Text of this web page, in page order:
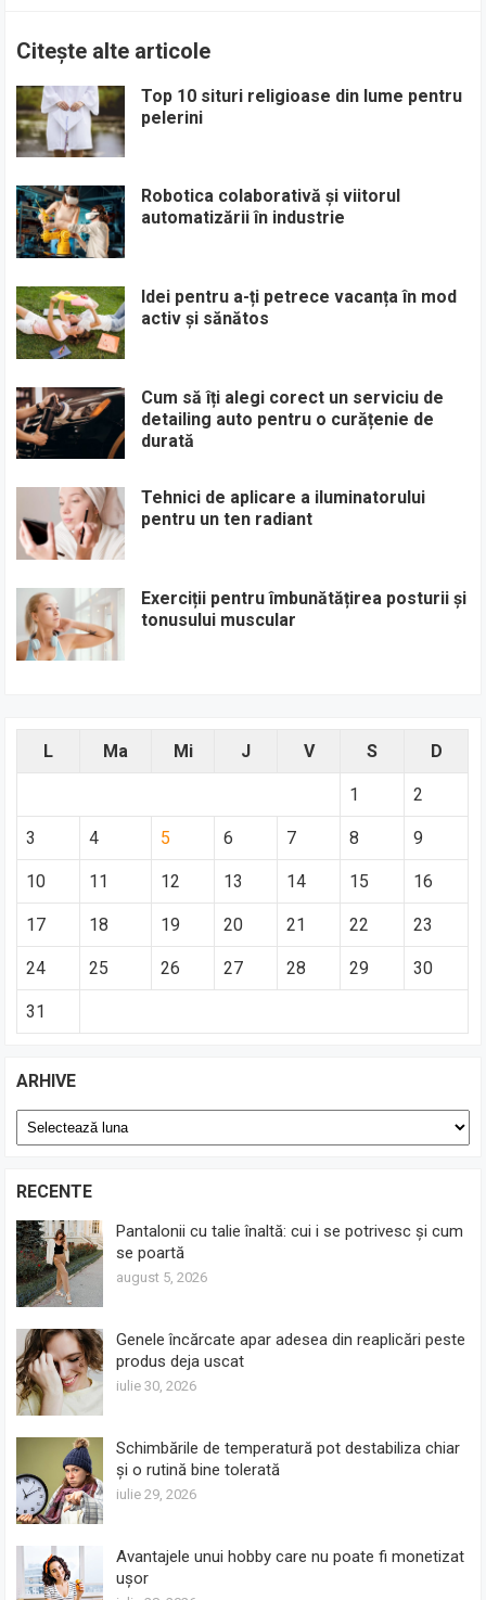
Citește alte articole
Top 10 situri religioase din lume pentru
pelerini
Robotica colaborativă și viitorul
automatizării în industrie
Idei pentru a-ți petrece vacanța în mod
activ și sănătos
Cum să îți alegi corect un serviciu de
detailing auto pentru o curățenie de
durată
Tehnici de aplicare a iluminatorului
pentru un ten radiant
Exerciții pentru îmbunătățirea posturii și
tonusului muscular
L Ma Mi J V S D
1 2
3 4 5 6 7 8 9
10 11 12 13 14 15 16
17 18 19 20 21 22 23
24 25 26 27 28 29 30
31
ARHIVE
Arhive
RECENTE
Pantalonii cu talie înaltă: cui i se potrivesc și cum
se poartă
august 5, 2026
Genele încărcate apar adesea din reaplicări peste
produs deja uscat
iulie 30, 2026
Schimbările de temperatură pot destabiliza chiar
și o rutină bine tolerată
iulie 29, 2026
Avantajele unui hobby care nu poate fi monetizat
ușor